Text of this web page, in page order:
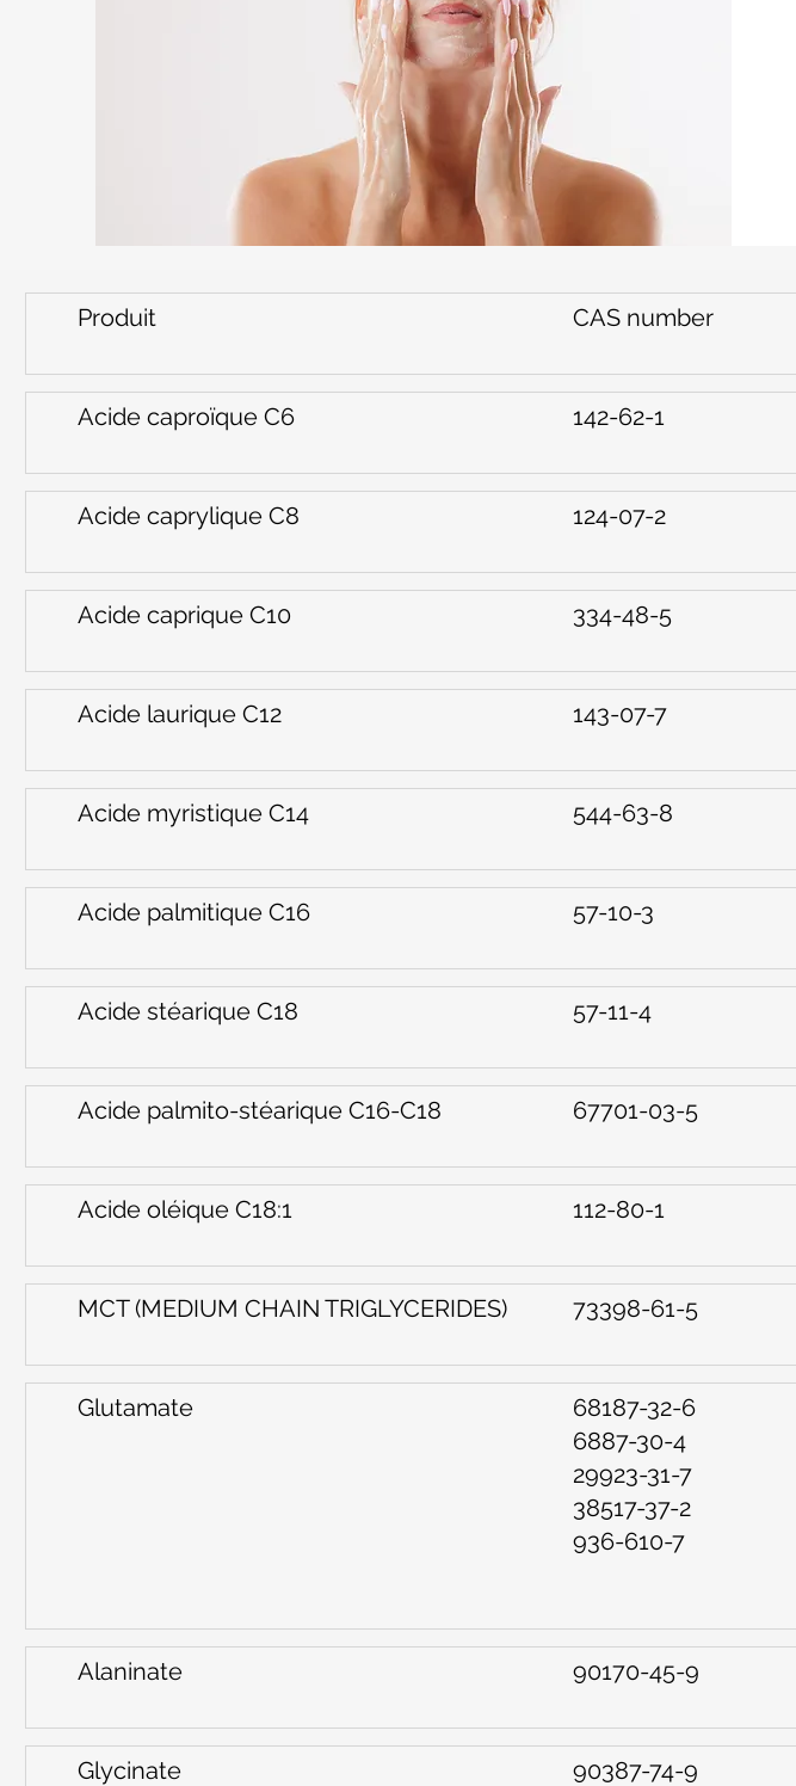
Produit CAS number
Acide caproïque C6 142-62-1
Acide caprylique C8 124-07-2
Acide caprique C10 334-48-5
Acide laurique C12 143-07-7
Acide myristique C14 544-63-8
Acide palmitique C16 57-10-3
Acide stéarique C18 57-11-4
Acide palmito-stéarique C16-C18 67701-03-5
Acide oléique C18:1 112-80-1
MCT (MEDIUM CHAIN TRIGLYCERIDES) 73398-61-5
Glutamate
68187-32-6
6887-30-4
29923-31-7
38517-37-2
936-610-7
Alaninate 90170-45-9
Glycinate 90387-74-9